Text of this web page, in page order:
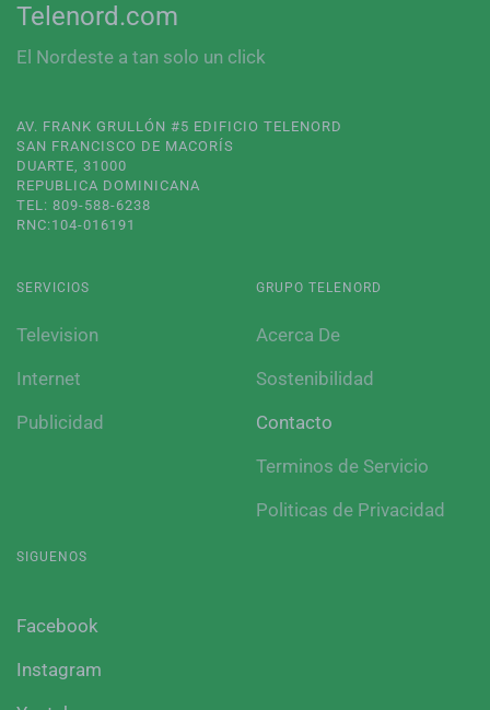
Telenord.com
El Nordeste a tan solo un click
AV. FRANK GRULLÓN #5 EDIFICIO TELENORD
SAN FRANCISCO DE MACORÍS
DUARTE, 31000
REPUBLICA DOMINICANA
TEL: 809-588-6238
RNC:104-016191
SERVICIOS
Television
Internet
Publicidad
GRUPO TELENORD
Acerca De
Sostenibilidad
Contacto
Terminos de Servicio
Politicas de Privacidad
SIGUENOS
Facebook
Instagram